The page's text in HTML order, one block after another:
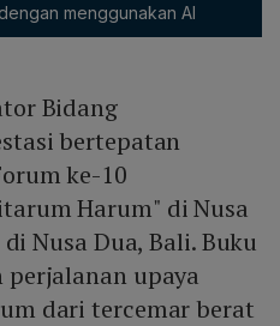
menggunakan AI
Bidang
bertepatan
ke-10
Harum" di Nusa
Nusa Dua, Bali. Buku
upaya
dari tercemar berat